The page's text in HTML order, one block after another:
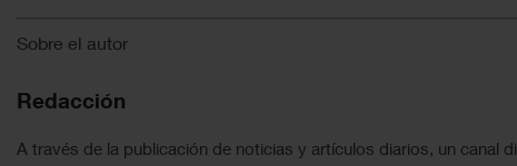
Sobre el autor
Redacción
A través de la publicación de noticias y artículos diarios, un canal